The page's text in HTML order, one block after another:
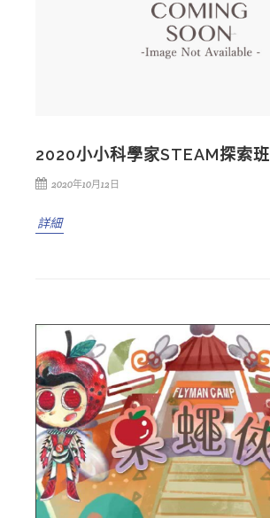
2020小小科學家STEAM探索班
2020年10月12日
詳細